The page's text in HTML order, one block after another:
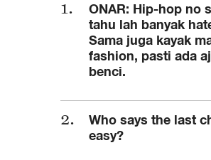
ONAR: Hip-hop no
tahu lah banyak
Sama juga kayak
fashion, pasti ada
benci.
Who says the last
easy?